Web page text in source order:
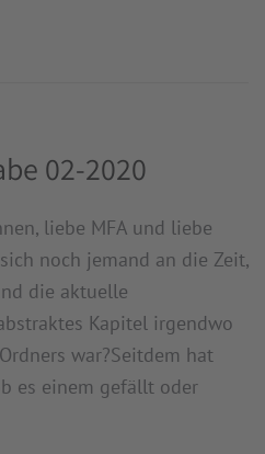
02-2020
liebe MFA und liebe
noch jemand an die Zeit,
die aktuelle
Kapitel irgendwo
war?Seitdem hat
es einem gefällt oder